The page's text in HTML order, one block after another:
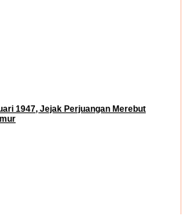
1947, Jejak Perjuangan Merebut